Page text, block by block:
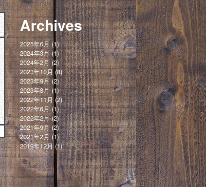
Archives
2025年6月(1)
2024年3月(1)
2024年2月 (2)
2023年10月 (8)
2023年9月(2)
2023年8月(1)
2022年11月(2)
2022年6月(1)
2022年2月(2)
2021年9月(2)
2021年2月(1)
2019年12月(1)